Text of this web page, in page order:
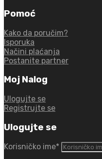
Pomoć
Kako da poručim?
Isporuka
Načini plaćanja
Postanite partner
Moj Nalog
Ulogujte se
Registrujte se
Ulogujte se
Korisničko ime*